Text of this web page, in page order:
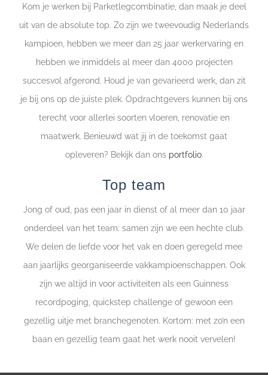
Kom je werken bij Parketlegcombinatie, dan maak je deel
uit van de absolute top. Zo zijn we tweevoudig Nederlands
kampioen, hebben we meer dan 25 jaar werkervaring en
hebben we inmiddels al meer dan 4000 projecten
succesvol afgerond. Houd je van gevarieerd werk, dan zit
je bij ons op de juiste plek. Opdrachtgevers kunnen bij ons
terecht voor allerlei soorten vloeren, renovatie en
maatwerk. Benieuwd wat jij in de toekomst gaat
opleveren? Bekijk dan ons portfolio.
Top team
Jong of oud, pas een jaar in dienst of al meer dan 10 jaar
onderdeel van het team: samen zijn we een hechte club.
We delen de liefde voor het vak en doen geregeld mee
aan jaarlijks georganiseerde vakkampioenschappen. Ook
zijn we altijd in voor activiteiten als een Guinness
recordpoging, quickstep challenge of gewoon een
gezellig uitje met branchegenoten. Kortom: met zo’n een
baan en gezellig team gaat het werk nooit vervelen!